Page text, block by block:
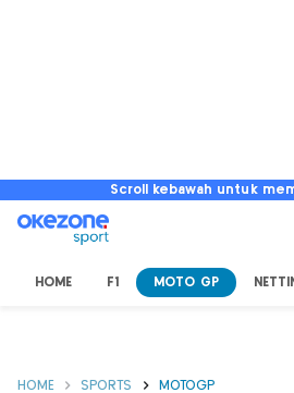
Scroll kebawah untuk
HOME F1 MOTO GP
HOME SPORTS MOTOGP